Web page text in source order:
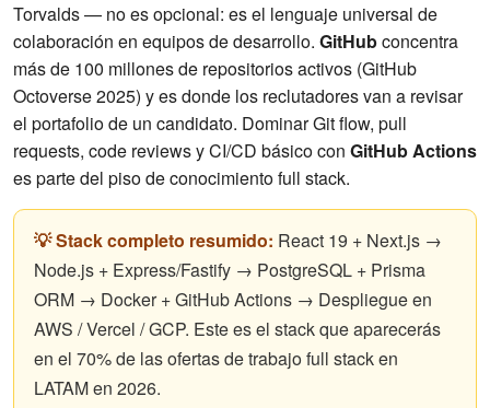
Torvalds — no es opcional: es el lenguaje universal de
colaboración en equipos de desarrollo. GitHubconcentra
más de 100 millones de repositorios activos (GitHub
Octoverse 2025) y es donde los reclutadores van a revisar
el portafolio de un candidato. Dominar Git flow, pull
requests, code reviews y CI/CD básico con GitHub Actions
es parte del piso de conocimiento full stack.
💡 Stack completo resumido: React 19 + Next.js →
Node.js + Express/Fastify → PostgreSQL + Prisma
ORM → Docker + GitHub Actions → Despliegue en
AWS / Vercel / GCP. Este es el stack que aparecerás
en el 70% de las ofertas de trabajo full stack en
LATAM en 2026.